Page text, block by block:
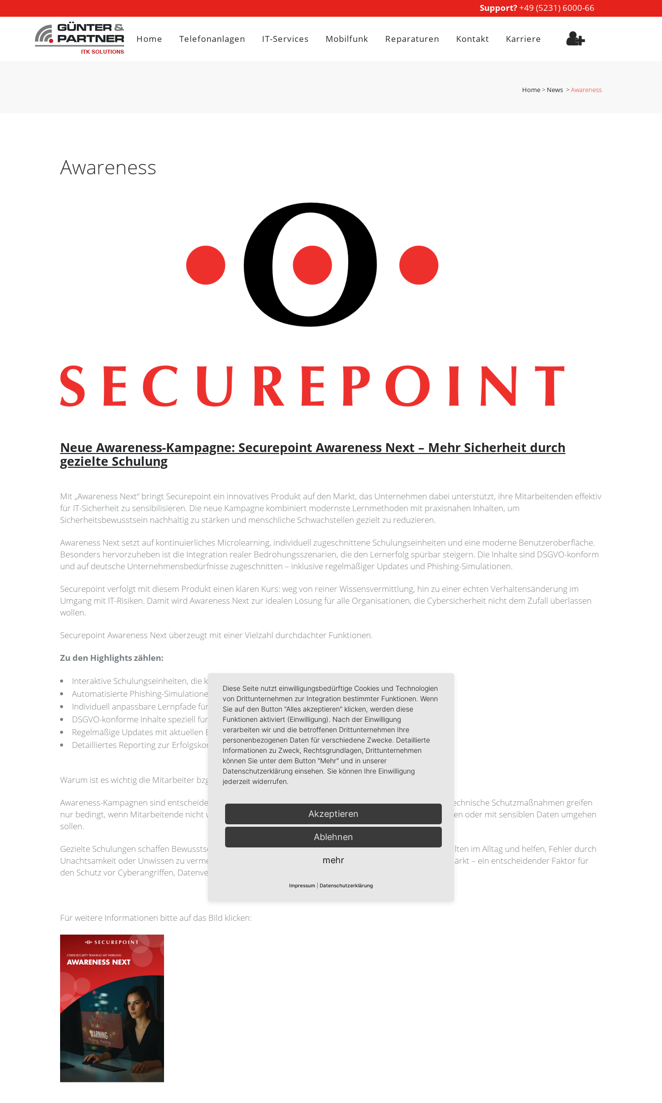
Support?+49 (5231) 6000-66
Home Telefonanlagen IT-Services Mobilfunk Reparaturen Kontakt Karriere
Home> News >Awareness
Awareness
Neue Awareness-Kampagne: Securepoint Awareness Next – Mehr Sicherheit durch
gezielte Schulung
Mit „Awareness Next“ bringt Securepoint ein innovatives Produkt auf den Markt, das Unternehmen dabei unterstützt, ihre Mitarbeitenden effektiv
für IT-Sicherheit zu sensibilisieren. Die neue Kampagne kombiniert modernste Lernmethoden mit praxisnahen Inhalten, um
Sicherheitsbewusstsein nachhaltig zu stärken und menschliche Schwachstellen gezielt zu reduzieren.
Awareness Next setzt auf kontinuierliches Microlearning, individuell zugeschnittene Schulungseinheiten und eine moderne Benutzeroberfläche.
Besonders hervorzuheben ist die Integration realer Bedrohungsszenarien, die den Lernerfolg spürbar steigern. Die Inhalte sind DSGVO-konform
und auf deutsche Unternehmensbedürfnisse zugeschnitten – inklusive regelmäßiger Updates und Phishing-Simulationen.
Securepoint verfolgt mit diesem Produkt einen klaren Kurs: weg von reiner Wissensvermittlung, hin zu einer echten Verhaltensänderung im
Umgang mit IT-Risiken. Damit wird Awareness Next zur idealen Lösung für alle Organisationen, die Cybersicherheit nicht dem Zufall überlassen
wollen.
Securepoint Awareness Next überzeugt mit einer Vielzahl durchdachter Funktionen.
Zu den Highlights zählen:
Interaktive Schulungseinheiten, die komplexe IT-Sicherheitsthemen leicht verständlich vermitteln
Automatisierte Phishing-Simulationen zur realitätsnahen Sensibilisierung
Individuell anpassbare Lernpfade für unterschiedliche Rollen und Wissensstände
DSGVO-konforme Inhalte speziell für den deutschsprachigen Raum
Regelmäßige Updates mit aktuellen Bedrohungsszenarien und Best Practices
Detailliertes Reporting zur Erfolgskontrolle und Nachweisführung gegenüber Auditoren
Warum ist es wichtig die Mitarbeiter bzgl. Cyberiskien zu schulen?
Awareness-Kampagnen sind entscheidend, weil der Mensch oft das größte Sicherheitsrisiko in der IT ist. Technische Schutzmaßnahmen greifen
nur bedingt, wenn Mitarbeitende nicht wissen, wie sie Phishing-Mails erkennen, sichere Passwörter erstellen oder mit sensiblen Daten umgehen
sollen.
Gezielte Schulungen schaffen Bewusstsein für aktuelle Bedrohungen, fördern sicherheitsbewusstes Verhalten im Alltag und helfen, Fehler durch
Unachtsamkeit oder Unwissen zu vermeiden. So wird die gesamte Sicherheitskultur im Unternehmen gestärkt – ein entscheidender Faktor für
den Schutz vor Cyberangriffen, Datenverlust und Reputationsschäden.
Für weitere Informationen bitte auf das Bild klicken:
Diese Seite nutzt einwilligungsbedürftige Cookies und Technologien
von Drittunternehmen zur Integration bestimmter Funktionen. Wenn
Sie auf den Button "Alles akzeptieren" klicken, werden diese
Funktionen aktiviert (Einwilligung). Nach der Einwilligung
verarbeiten wir und die betroffenen Drittunternehmen Ihre
personenbezogenen Daten für verschiedene Zwecke. Detaillierte
Informationen zu Zweck, Rechtsgrundlagen, Drittunternehmen
können Sie unter dem Button "Mehr" und in unserer
Datenschutzerklärung einsehen. Sie können Ihre Einwilligung
jederzeit widerrufen.
Akzeptieren
Ablehnen
mehr
Impressum Datenschutzerklärung